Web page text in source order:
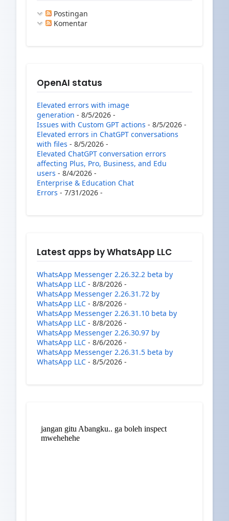
Postingan
Komentar
OpenAI status
Elevated errors with image
generation - 8/5/2026 -
Issues with Custom GPT actions - 8/5/2026 -
Elevated errors in ChatGPT conversations
with files - 8/5/2026 -
Elevated ChatGPT conversation errors
affecting Plus, Pro, Business, and Edu
users - 8/4/2026 -
Enterprise & Education Chat
Errors - 7/31/2026 -
Latest apps by WhatsApp LLC
WhatsApp Messenger 2.26.32.2 beta by
WhatsApp LLC - 8/8/2026 -
WhatsApp Messenger 2.26.31.72 by
WhatsApp LLC - 8/8/2026 -
WhatsApp Messenger 2.26.31.10 beta by
WhatsApp LLC - 8/8/2026 -
WhatsApp Messenger 2.26.30.97 by
WhatsApp LLC - 8/6/2026 -
WhatsApp Messenger 2.26.31.5 beta by
WhatsApp LLC - 8/5/2026 -